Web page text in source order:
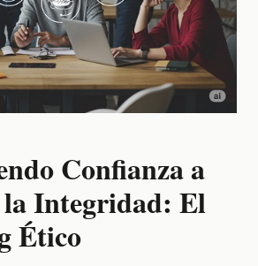
Confianza a
la Integridad: El
Ético